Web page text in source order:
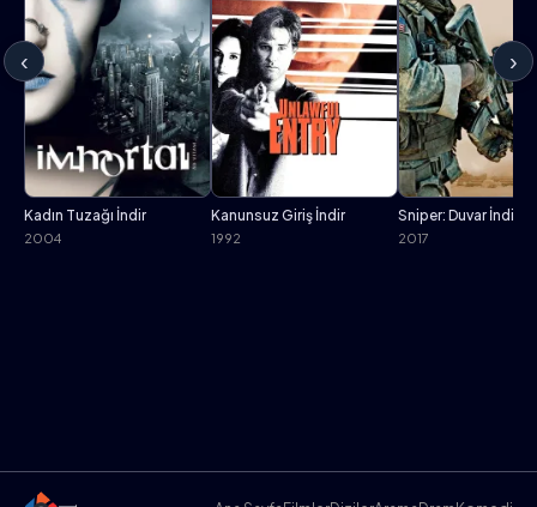
‹
Kadın Tuzağı İndir
2004
Kanunsuz Giriş İndir
1992
Sniper: Duvar İndir
2017
›